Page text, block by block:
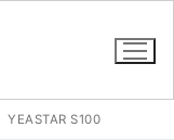
YEASTAR S100